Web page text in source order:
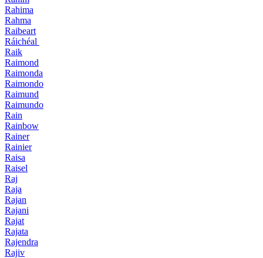
Rahima
Rahma
Raibeart
Ráichéal
Raik
Raimond
Raimonda
Raimondo
Raimund
Raimundo
Rain
Rainbow
Rainer
Rainier
Raisa
Raisel
Raj
Raja
Rajan
Rajani
Rajat
Rajata
Rajendra
Rajiv